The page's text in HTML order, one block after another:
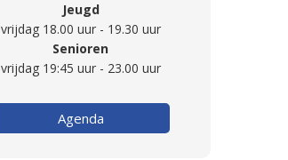
Jeugd
vrijdag 18.00 uur - 19.30 uur
Senioren
vrijdag 19:45 uur - 23.00 uur
Agenda